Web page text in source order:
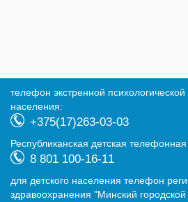
телефон экстренной
населения:
+375(17)263-03-03
Республиканская детская
8 801 100-16-11
для детского населения телефон
здравоохранения "Минский